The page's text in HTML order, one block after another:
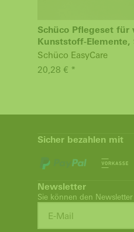
Schüco Pflegeset für
Kunststoff-Elemente,
Schüco EasyCare
20,28 € *
Sicher bezahlen mit
Newsletter
Sie können den